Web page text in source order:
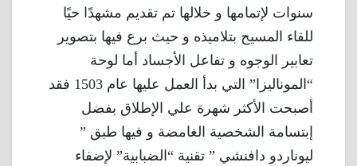
سنوات لإتمامها و خلالها تم تقديم مشهدًا حيًا
للقاء المسيح بتلاميذه و حيث برع فيها بتصوير
تعابير الوجوه و تفاعل الأجساد أما لوحة
“الموناليزا” التي بدأ العمل عليها عام 1503 فقد
أصبحت الأكثر شهرة علي الإطلاق بفضل
إبتسامة الشخصية الغامضة و فيها طبق ”
ليوناردو دافنشي ” تقنية “الضبابية” لإضفاء